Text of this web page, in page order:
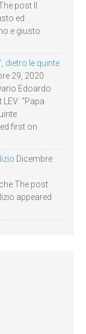
post Il
ed
e giusto
dietro le quinte
29, 2020
Edoardo
“Papa
first on
Dicembre
The post
appeared